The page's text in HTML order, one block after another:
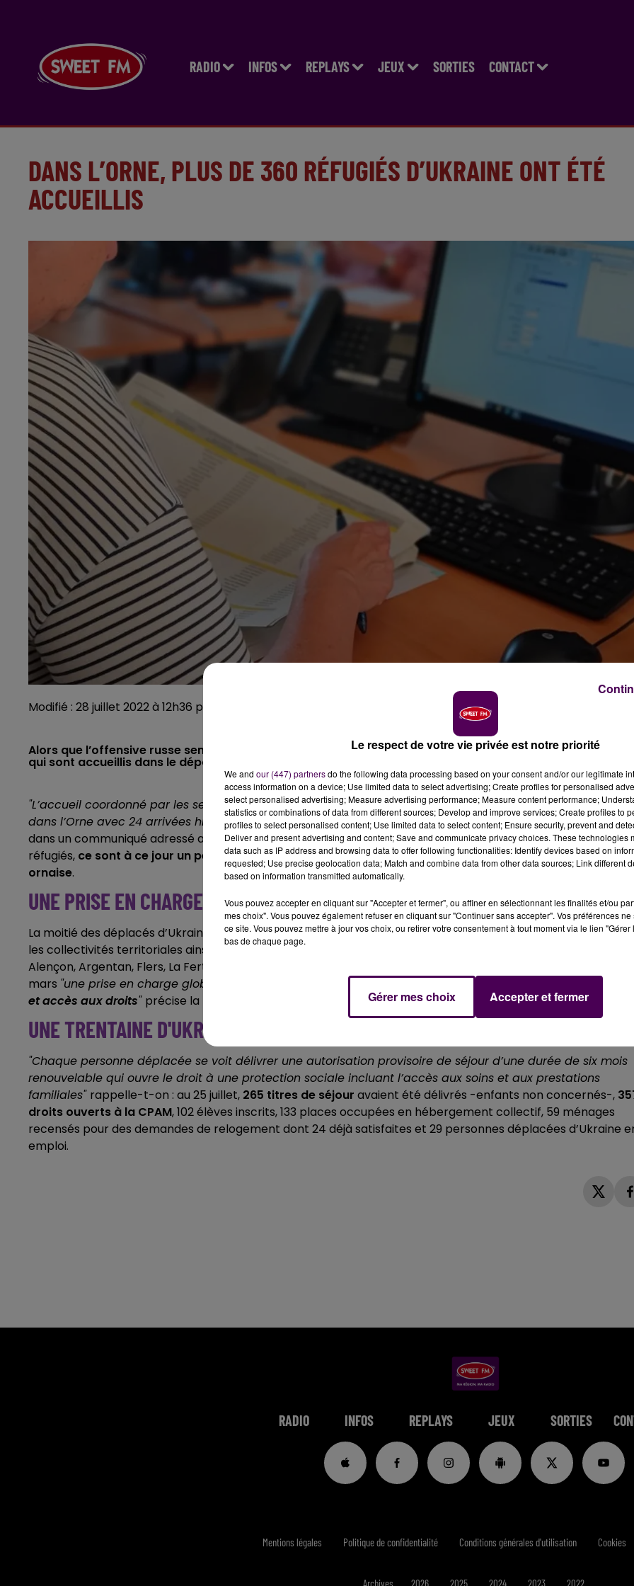
RADIO INFOS REPLAYS JEUX SORTIES CONTACT
DANS L’ORNE, PLUS DE 360 RÉFUGIÉS D’UKRAINE ONT ÉTÉ
ACCUEILLIS
Modifié : 28 juillet 2022 à 12h36 par Emilien Borderie
Alors que l’offensive russe semble devoir perdurer, ce sont à ce jour plus de 360 réfugiés venus d’Ukraine
qui sont accueillis dans le département de l’Orne.
"L’accueil coordonné par les services de l’État des personnes déplacées d’Ukraine par la guerre se
dans l’Orne avec 24 arrivées hier à Alençon et deux programmées aujourd’hui à Flers"indique la
dans un communiqué adressé aux rédactions ce jeudi 28 juillet : alors que l’objectif national a été fixé à 100
réfugiés, ce sont à ce jour un peu plus de 360 personnes qui ont concrètement été accueillies en terre
ornaise.
UNE PRISE EN CHARGE GLOBALE DES RÉFUGIÉS
La moitié des déplacés d’Ukraine est hébergée dans des structures mises en place par les services de l’État,
les collectivités territoriales ainsi que les associations Coallia et Ysos. Sept sites fonctionnent, répartis entre
Alençon, Argentan, Flers, La Ferté-Macé, Moulins-la-Marche et Le Theil-sur-Huisne : on y assure depuis la mi-
mars "une prise en charge globale des personnes déplacées incluant
hébergement, restauration, mobilité
et accès aux droits" précise la préfecture ornaise.
UNE TRENTAINE D'UKRAINIENS AU TRAVAIL
"Chaque personne déplacée se voit délivrer une autorisation provisoire de séjour d’une durée de six mois
renouvelable qui ouvre le droit à une protection sociale incluant l’accès aux soins et aux prestations
familiales" rappelle-t-on : au 25 juillet, 265 titres de séjour avaient été délivrés -enfants non concernés-,
droits ouverts à la CPAM, 102 élèves inscrits, 133 places occupées en hébergement collectif, 59 ménages
recensés pour des demandes de relogement dont 24 déjà satisfaites et 29 personnes déplacées d’Ukraine
emploi.
RADIO INFOS REPLAYS JEUX SORTIES
Mentions légales Politique de confidentialité Conditions générales d'utilisation Cookies
Archives 2026 2025 2024 2023 2022
Le respect de votre vie privée est notre priorité
We and our (447) partnersdo the following data processing based on your consent and/or our legitimate
access information on a device; Use limited data to select advertising; Create profiles for personalised
select personalised advertising; Measure advertising performance; Measure content performance;
statistics or combinations of data from different sources; Develop and improve services; Create profiles to
profiles to select personalised content; Use limited data to select content; Ensure security, prevent and
Deliver and present advertising and content; Save and communicate privacy choices. These technologies
data such as IP address and browsing data to offer following functionalities: Identify devices based on
requested; Use precise geolocation data; Match and combine data from other data sources; Link different
based on information transmitted automatically.
Vous pouvez accepter en cliquant sur "Accepter et fermer", ou affiner en sélectionnant les finalités et/ou
mes choix". Vous pouvez également refuser en cliquant sur "Continuer sans accepter". Vos préférences
ce site. Vous pouvez mettre à jour vos choix, ou retirer votre consentement à tout moment via le lien
bas de chaque page.
Gérer mes choix Accepter et fermer